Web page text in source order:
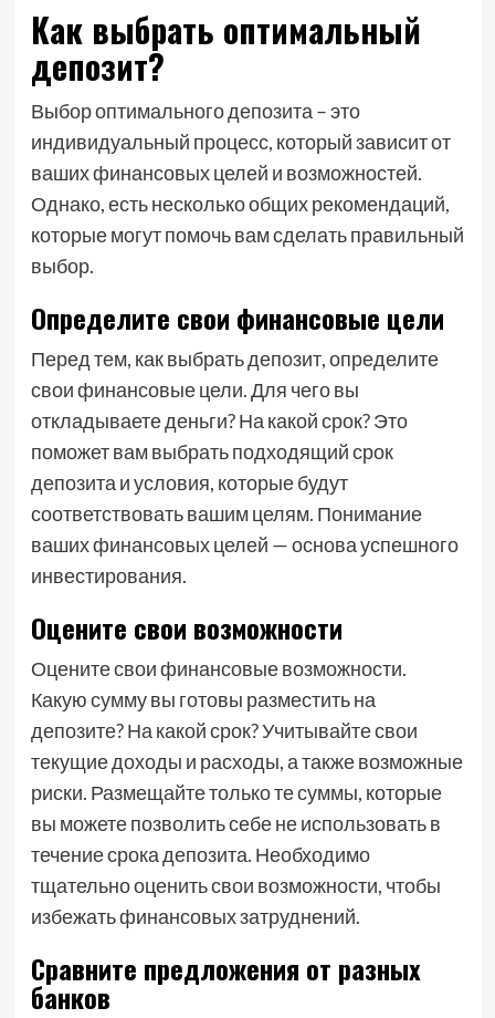
Как выбрать оптимальный
депозит?
Выбор оптимального депозита – это
индивидуальный процесс, который зависит от
ваших финансовых целей и возможностей.
Однако, есть несколько общих рекомендаций,
которые могут помочь вам сделать правильный
выбор.
Определите свои финансовые цели
Перед тем, как выбрать депозит, определите
свои финансовые цели. Для чего вы
откладываете деньги? На какой срок? Это
поможет вам выбрать подходящий срок
депозита и условия, которые будут
соответствовать вашим целям. Понимание
ваших финансовых целей — основа успешного
инвестирования.
Оцените свои возможности
Оцените свои финансовые возможности.
Какую сумму вы готовы разместить на
депозите? На какой срок? Учитывайте свои
текущие доходы и расходы, а также возможные
риски. Размещайте только те суммы, которые
вы можете позволить себе не использовать в
течение срока депозита. Необходимо
тщательно оценить свои возможности, чтобы
избежать финансовых затруднений.
Сравните предложения от разных
банков